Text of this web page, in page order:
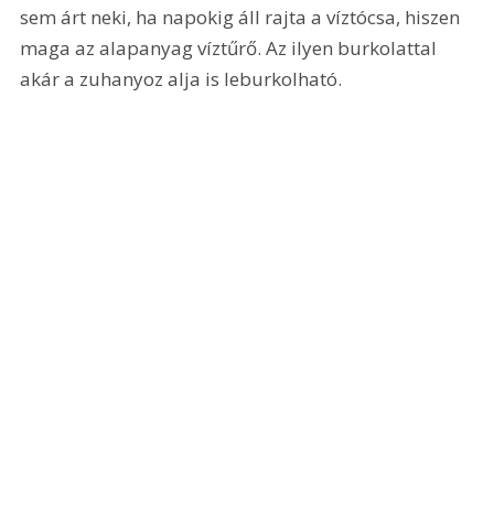
sem árt neki, ha napokig áll rajta a víztócsa, hiszen
maga az alapanyag víztűrő. Az ilyen burkolattal
akár a zuhanyoz alja is leburkolható.